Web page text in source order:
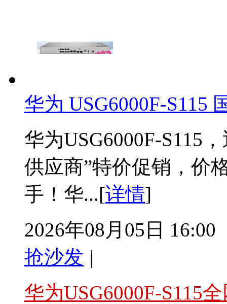
华为 USG6000F-S115
华为USG6000F-S115
供应商”特价促销，价
手！华...[详情]
2026年08月05日 16:00
抢沙发 |
华为USG6000F-S115